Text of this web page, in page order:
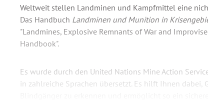
Weltweit stellen Landminen und Kampfmittel eine
Das Handbuch Landminen und Munition in
"Landmines, Explosive Remnants of War and
Handbook".
Es wurde durch den United Nations Mine Action
in zahlreiche Sprachen übersetzt. Es hilft Ihnen dabei,